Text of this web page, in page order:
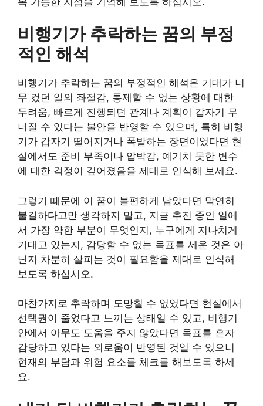
비행기가 추락하는 꿈의 부정
적인 해석
비행기가 추락하는 꿈의 부정적인 해석은 기대가 너
무 컸던 일의 좌절감, 통제할 수 없는 상황에 대한
두려움, 빠르게 진행되던 관계나 계획이 갑자기 무
너질 수 있다는 불안을 반영할 수 있으며, 특히 비행
기가 갑자기 떨어지거나 폭발하는 장면이었다면 현
실에서도 준비 부족이나 압박감, 예기치 못한 변수
에 대한 걱정이 깊어졌음을 제대로 인식해 보세요.
그렇기 때문에 이 꿈이 불편하게 남았다면 막연히
불길하다고만 생각하지 말고, 지금 추진 중인 일에
서 가장 약한 부분이 무엇인지, 누구에게 지나치게
기대고 있는지, 감당할 수 없는 목표를 세운 것은 아
닌지 차분히 살피는 것이 필요함을 제대로 인식해
보도록 하십시오.
마찬가지로 추락하며 도망칠 수 없었다면 현실에서
선택권이 줄었다고 느끼는 상태일 수 있고, 비행기
안에서 아무도 도움을 주지 않았다면 목표를 혼자
감당하고 있다는 외로움이 반영된 것일 수 있으니
현재의 부담과 위험 요소를 체크를 해보도록 하세
요.